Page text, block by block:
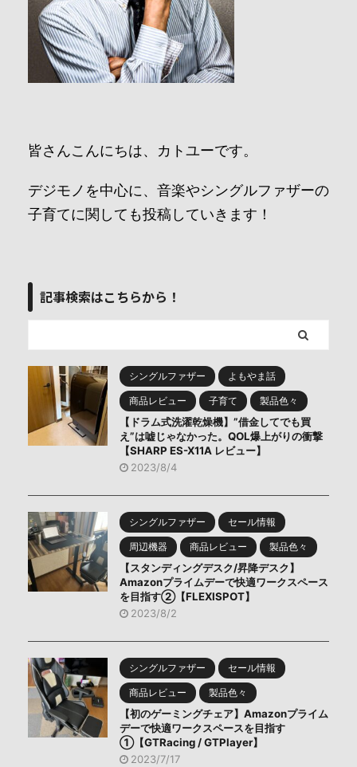
皆さんこんにちは、カトユーです。
デジモノを中心に、音楽やシングルファザーの
子育てに関しても投稿していきます！
記事検索はこちらから！
シングルファザー よもやま話
商品レビュー 子育て 製品色々
【ドラム式洗濯乾燥機】”借金してでも買
え”は嘘じゃなかった。QOL爆上がりの衝撃
【SHARP ES-X11A レビュー】
2023/8/4
シングルファザー セール情報
周辺機器 商品レビュー 製品色々
【スタンディングデスク/昇降デスク】
Amazonプライムデーで快適ワークスペース
を目指す②【FLEXISPOT】
2023/8/2
シングルファザー セール情報
商品レビュー 製品色々
【初のゲーミングチェア】Amazonプライム
デーで快適ワークスペースを目指す
①【GTRacing / GTPlayer】
2023/7/17